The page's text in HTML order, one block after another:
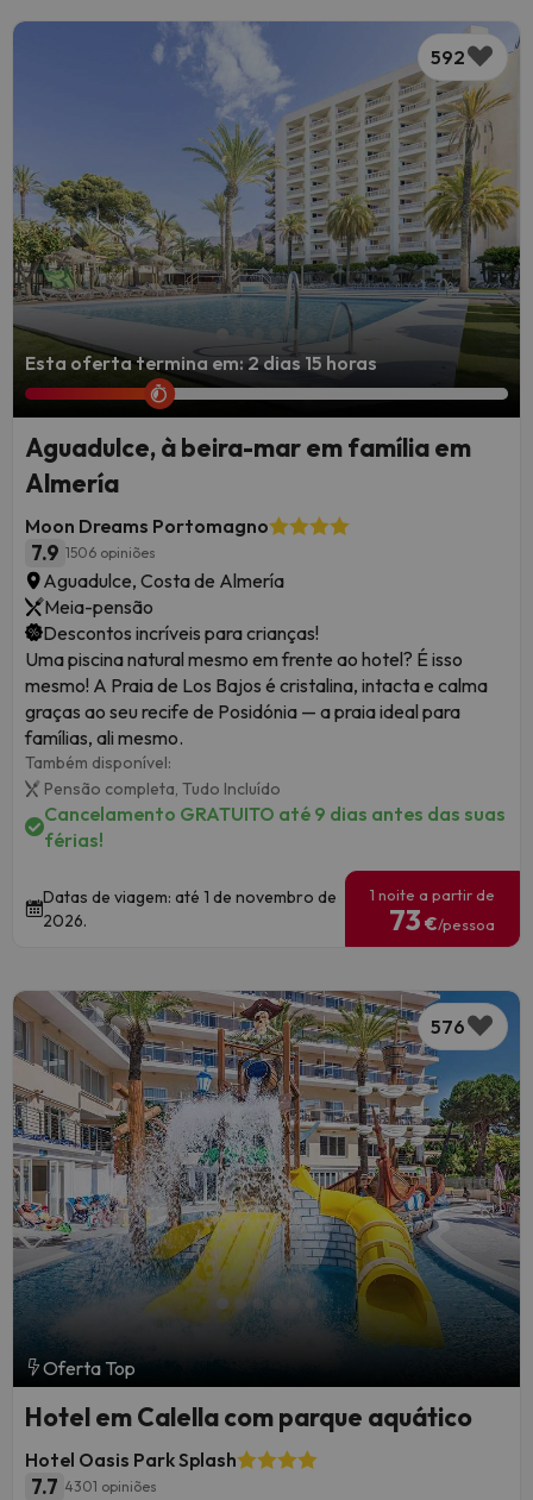
592
Esta oferta termina em: 2 dias 15 horas
Aguadulce, à beira-mar em família em
Almería
Moon Dreams Portomagno
7.9 1506 opiniões
Aguadulce, Costa de Almería
Meia-pensão
Descontos incríveis para crianças!
Uma piscina natural mesmo em frente ao hotel? É isso
mesmo! A Praia de Los Bajos é cristalina, intacta e calma
graças ao seu recife de Posidónia — a praia ideal para
famílias, ali mesmo.
Também disponível:
Pensão completa, Tudo Incluído
Cancelamento GRATUITO até 9 dias antes das suas
férias!
Datas de viagem: até 1 de novembro de
2026.
1 noite a partir de
73 €/pessoa
576
Oferta Top
Hotel em Calella com parque aquático
Hotel Oasis Park Splash
7.7 4301 opiniões